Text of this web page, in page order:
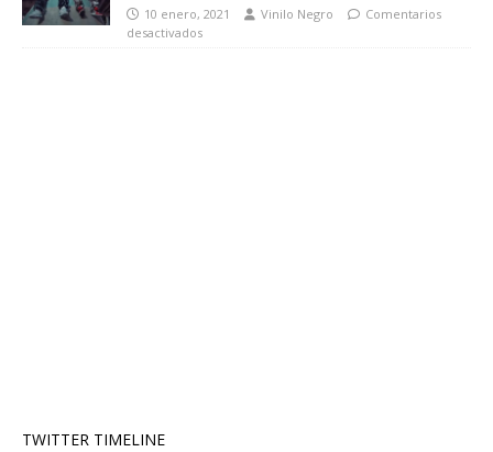
10 enero, 2021 Vinilo Negro
Comentarios
desactivados
TWITTER TIMELINE